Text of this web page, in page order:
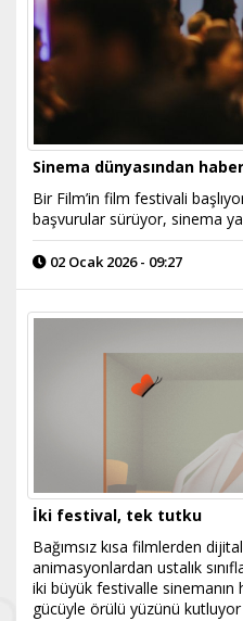
Sinema dünyasından
Bir Film’in film festivali
başvurular sürüyor, sinema
02 Ocak 2026 - 09:27
İki festival, tek tutku
Bağımsız kısa filmlerden
animasyonlardan ustalık
iki büyük festivalle
gücüyle örülü yüzünü kutluyor